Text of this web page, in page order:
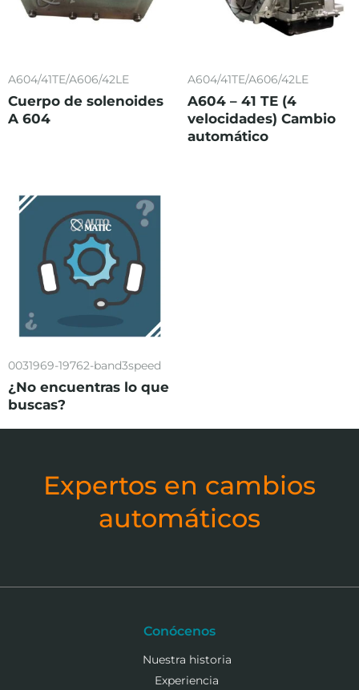
A604/41TE/A606/42LE
Cuerpo de solenoides
A 604
A604/41TE/A606/42LE
A604 – 41 TE (4
velocidades) Cambio
automático
0031969-19762-band3speed
¿No encuentras lo que
buscas?
Expertos en cambios
automáticos
Conócenos
Nuestra historia
Experiencia